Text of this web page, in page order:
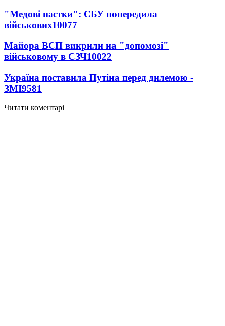
"Медові пастки": СБУ попередила
військових10077
Майора ВСП викрили на "допомозі"
військовому в СЗЧ10022
Україна поставила Путіна перед дилемою -
ЗМІ9581
Читати коментарі